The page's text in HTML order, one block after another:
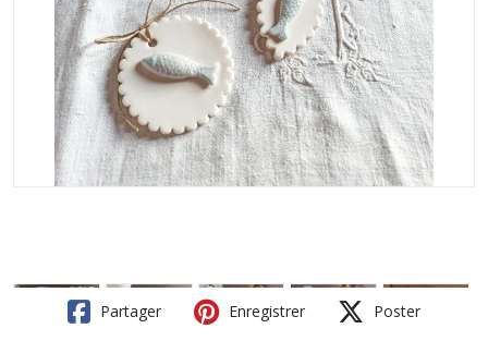
Partager Enregistrer Poster